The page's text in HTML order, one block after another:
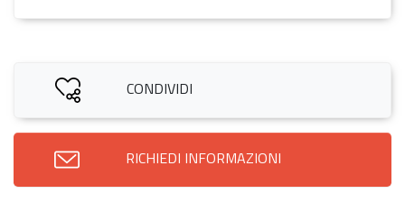
CONDIVIDI
RICHIEDI INFORMAZIONI